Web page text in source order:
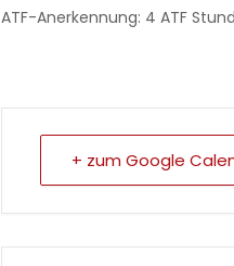
ATF-Anerkennung: 4 ATF
+ zum Google